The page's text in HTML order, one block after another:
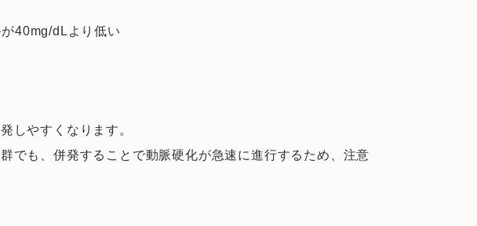
40mg/dLより低い
しやすくなります。
でも、併発することで動脈硬化が急速に進行するため、注意